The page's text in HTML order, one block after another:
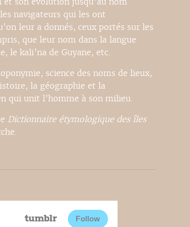
navigateurs qui les ont
leur a donnés, ceux portés sur les
que leur nom dans la langue
le kali’na de Guyane, etc.
science des noms de lieux,
la géographie et la
qui unit l’homme à son milieu.
Dictionnaire étymologique des îles